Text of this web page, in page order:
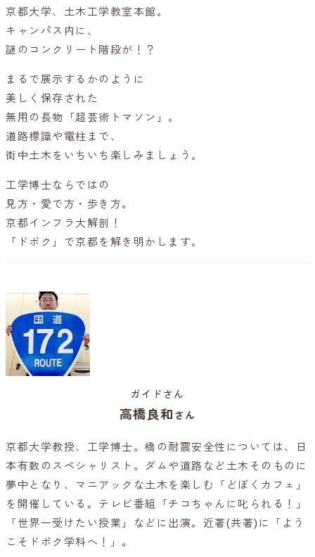
京都大学、土木工学教室本館。
キャンパス内に、
謎のコンクリート階段が！？
まるで展示するかのように
美しく保存された
無用の長物「超芸術トマソン」。
道路標識や電柱まで、
街中土木をいちいち楽しみましょう。
工学博士ならではの
見方・愛で方・歩き方。
京都インフラ大解剖！
「ドボク」で京都を解き明かします。
ガイドさん
高橋良和 さん
京都大学教授、工学博士。橋の耐震安全性については、日
本有数のスペシャリスト。ダムや道路など土木そのものに
夢中となり、マニアックな土木を楽しむ「どぼくカフェ」
を開催している。テレビ番組「チコちゃんに叱られる！」
「世界一受けたい授業」などに出演。近著(共著)に「よう
こそドボク学科へ！」。